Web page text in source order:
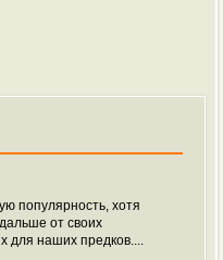
популярность, хотя
от своих
для наших предков....